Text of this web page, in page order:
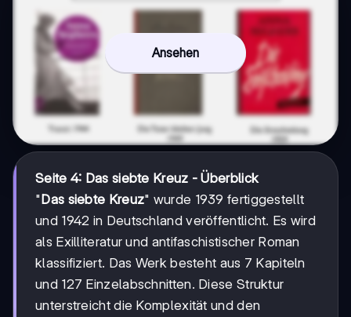
Ansehen
Seite 4: Das siebte Kreuz - Überblick
"Das siebte Kreuz" wurde 1939 fertiggestellt
und 1942 in Deutschland veröffentlicht. Es wird
als Exilliteratur und antifaschistischer Roman
klassifiziert. Das Werk besteht aus 7 Kapiteln
und 127 Einzelabschnitten. Diese Struktur
unterstreicht die Komplexität und den